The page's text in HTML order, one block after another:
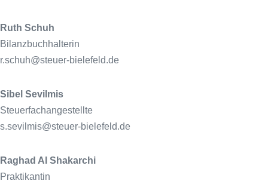
Ruth Schuh
Bilanzbuchhalterin
r.schuh@steuer-bielefeld.de
Sibel Sevilmis
Steuerfachangestellte
s.sevilmis@steuer-bielefeld.de
Raghad Al Shakarchi
Praktikantin